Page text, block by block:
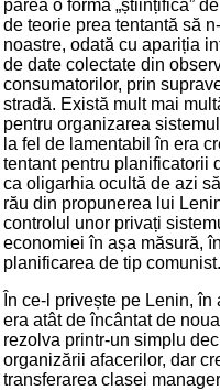
părea o formă „științifică”
de teorie prea tentantă să
noastre, odată cu apariția
de date colectate din
consumatorilor, prin
stradă. Există mult mai
pentru organizarea
la fel de lamentabil în era
tentant pentru planificatorii
ca oligarhia ocultă de azi
rău din propunerea lui
controlul unor privați
economiei în așa măsură,
planificarea de tip comunist.
În ce-l privește pe Lenin,
era atât de încântat de
rezolva printr-un simplu
organizării afacerilor, dar
transferarea clasei